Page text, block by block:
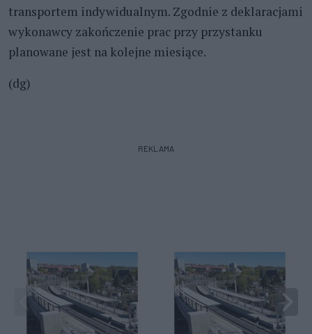
transportem indywidualnym. Zgodnie z deklaracjami
wykonawcy zakończenie prac przy przystanku
planowane jest na kolejne miesiące.
(dg)
REKLAMA